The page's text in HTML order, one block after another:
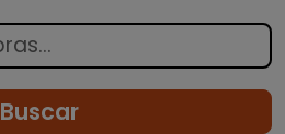
Buscar